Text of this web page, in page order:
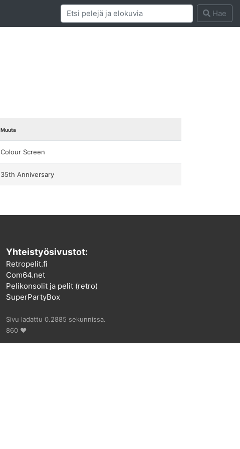
Hae
Muuta
Colour Screen
35th Anniversary
Yhteistyösivustot:
Retropelit.fi
Com64.net
Pelikonsolit ja pelit (retro)
SuperPartyBox
Sivu ladattu 0.2885 sekunnissa.
860 ♥